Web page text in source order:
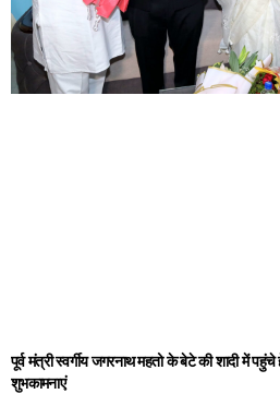
पूर्व मंत्री स्वर्गीय जगरनाथ महतो के बेटे की शादी में
शुभकामनाएं